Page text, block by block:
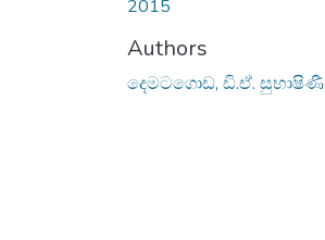
2015
Authors
දෙමටගොඩ, ඩි.ඒ. සුභාෂිණී